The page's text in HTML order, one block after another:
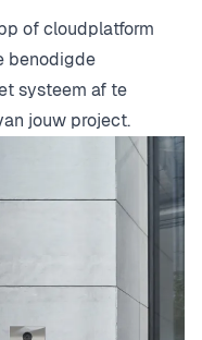
of cloudplatform
benodigde
systeem af te
jouw project.